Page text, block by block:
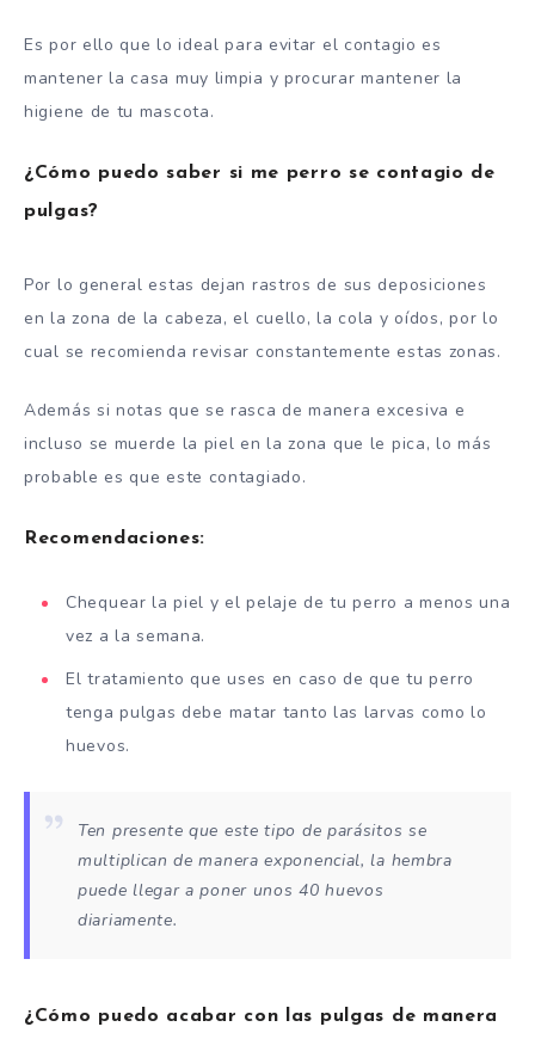
Es por ello que lo ideal para evitar el contagio es
mantener la casa muy limpia y procurar mantener la
higiene de tu mascota.
¿Cómo puedo saber si me perro se contagio de
pulgas?
Por lo general estas dejan rastros de sus deposiciones
en la zona de la cabeza, el cuello, la cola y oídos, por lo
cual se recomienda revisar constantemente estas zonas.
Además si notas que se rasca de manera excesiva e
incluso se muerde la piel en la zona que le pica, lo más
probable es que este contagiado.
Recomendaciones:
Chequear la piel y el pelaje de tu perro a menos una
vez a la semana.
El tratamiento que uses en caso de que tu perro
tenga pulgas debe matar tanto las larvas como lo
huevos.
Ten presente que este tipo de parásitos se
multiplican de manera exponencial, la hembra
puede llegar a poner unos 40 huevos
diariamente.
¿Cómo puedo acabar con las pulgas de manera